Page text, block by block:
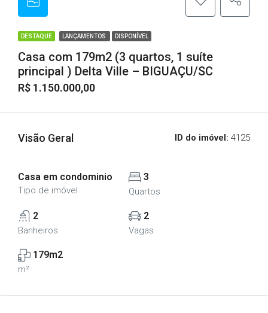
DESTAQUE LANÇAMENTOS DISPONÍVEL
Casa com 179m2 (3 quartos, 1 suíte
principal ) Delta Ville – BIGUAÇU/SC
R$ 1.150.000,00
Visão Geral ID do imóvel: 4125
Casa em condominio
Tipo de imóvel
3
Quartos
2
Banheiros
2
Vagas
179m2
m²